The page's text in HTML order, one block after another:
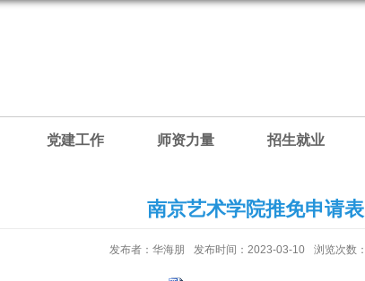
党建工作 师资力量 招生就业
南京艺术学院推免申请表
发布者：华海朋 发布时间：2023-03-10 浏览次数：